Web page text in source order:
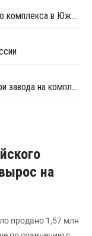
BPCL планирует проект нефтехимического комплекса в Южной Индии
Reliance Industries остановит на ремонт три завода на комплекса Джамнагар
на
продано 1,57 млн